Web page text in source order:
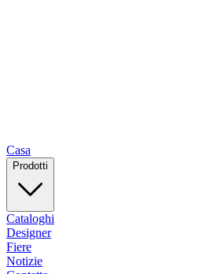
Casa
Prodotti
Cataloghi
Designer
Fiere
Notizie